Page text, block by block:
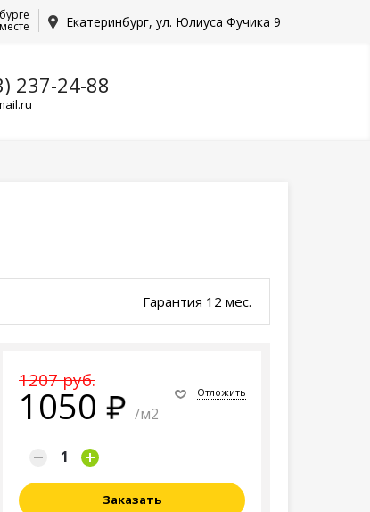
Екатеринбург, ул. Юлиуса Фучика 9
237-24-88
Гарантия 12 мес.
1207 руб.
1050 /м2
Отложить
Заказать